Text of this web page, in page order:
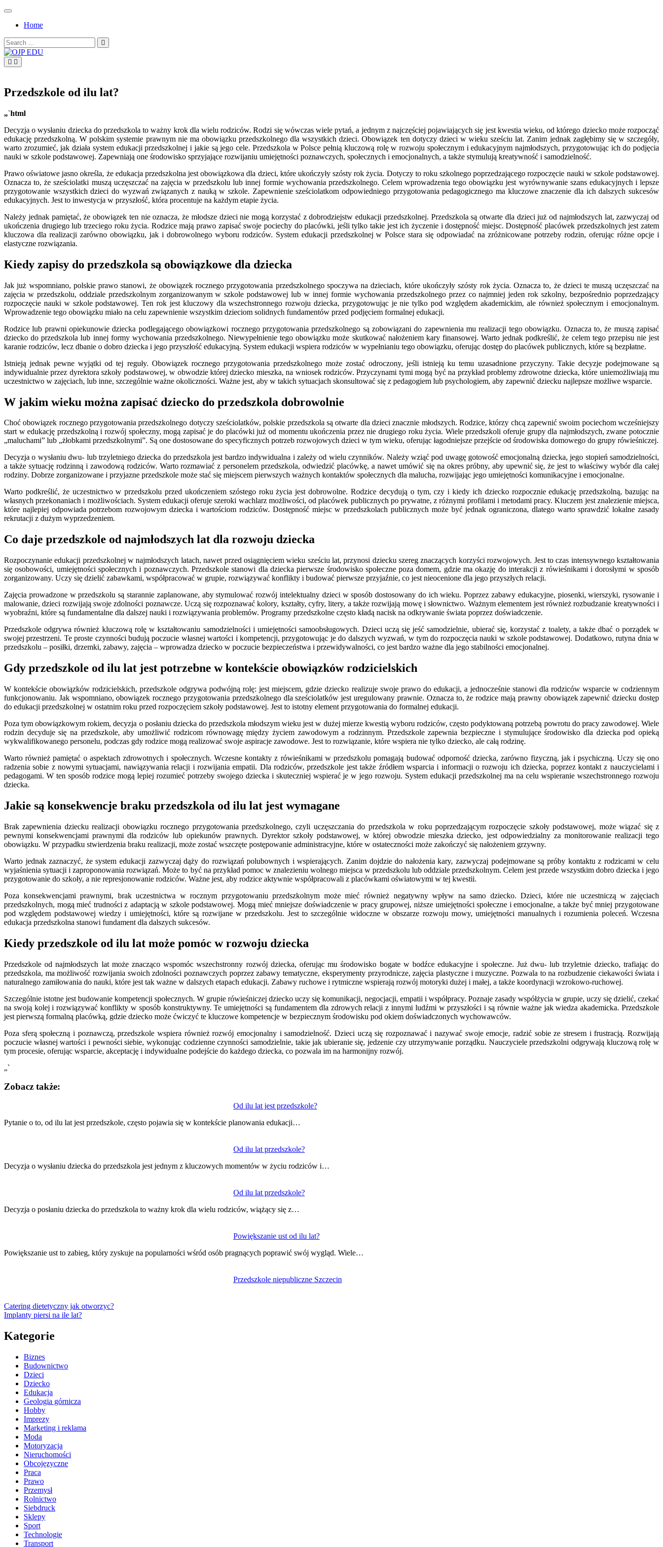
Skip
contentHome
Search
for:
Przedszkole od ilu lat?
„`html
Decyzja o wysłaniu dziecka do przedszkola to ważny krok dla wielu rodziców. Rodzi się wówczas wiele pytań, a jednym z najczęściej pojawiających się jest kwestia wieku, od którego dziecko może rozpocząć
edukację przedszkolną. W polskim systemie prawnym nie ma obowiązku przedszkolnego dla wszystkich dzieci. Obowiązek ten dotyczy dzieci w wieku sześciu lat. Zanim jednak zagłębimy się w szczegóły,
warto zrozumieć, jak działa system edukacji przedszkolnej i jakie są jego cele. Przedszkola w Polsce pełnią kluczową rolę w rozwoju społecznym i edukacyjnym najmłodszych, przygotowując ich do podjęcia
nauki w szkole podstawowej. Zapewniają one środowisko sprzyjające rozwijaniu umiejętności poznawczych, społecznych i emocjonalnych, a także stymulują kreatywność i samodzielność.
Prawo oświatowe jasno określa, że edukacja przedszkolna jest obowiązkowa dla dzieci, które ukończyły szósty rok życia. Dotyczy to roku szkolnego poprzedzającego rozpoczęcie nauki w szkole podstawowej.
Oznacza to, że sześciolatki muszą uczęszczać na zajęcia w przedszkolu lub innej formie wychowania przedszkolnego. Celem wprowadzenia tego obowiązku jest wyrównywanie szans edukacyjnych i lepsze
przygotowanie wszystkich dzieci do wyzwań związanych z nauką w szkole. Zapewnienie sześciolatkom odpowiedniego przygotowania pedagogicznego ma kluczowe znaczenie dla ich dalszych sukcesów
edukacyjnych. Jest to inwestycja w przyszłość, która procentuje na każdym etapie życia.
Należy jednak pamiętać, że obowiązek ten nie oznacza, że młodsze dzieci nie mogą korzystać z dobrodziejstw edukacji przedszkolnej. Przedszkola są otwarte dla dzieci już od najmłodszych lat, zazwyczaj od
ukończenia drugiego lub trzeciego roku życia. Rodzice mają prawo zapisać swoje pociechy do placówki, jeśli tylko takie jest ich życzenie i dostępność miejsc. Dostępność placówek przedszkolnych jest zatem
kluczowa dla realizacji zarówno obowiązku, jak i dobrowolnego wyboru rodziców. System edukacji przedszkolnej w Polsce stara się odpowiadać na zróżnicowane potrzeby rodzin, oferując różne opcje i
elastyczne rozwiązania.
Kiedy zapisy do przedszkola są obowiązkowe dla dziecka
Jak już wspomniano, polskie prawo stanowi, że obowiązek rocznego przygotowania przedszkolnego spoczywa na dzieciach, które ukończyły szósty rok życia. Oznacza to, że dzieci te muszą uczęszczać na
zajęcia w przedszkolu, oddziale przedszkolnym zorganizowanym w szkole podstawowej lub w innej formie wychowania przedszkolnego przez co najmniej jeden rok szkolny, bezpośrednio poprzedzający
rozpoczęcie nauki w szkole podstawowej. Ten rok jest kluczowy dla wszechstronnego rozwoju dziecka, przygotowując je nie tylko pod względem akademickim, ale również społecznym i emocjonalnym.
Wprowadzenie tego obowiązku miało na celu zapewnienie wszystkim dzieciom solidnych fundamentów przed podjęciem formalnej edukacji.
Rodzice lub prawni opiekunowie dziecka podlegającego obowiązkowi rocznego przygotowania przedszkolnego są zobowiązani do zapewnienia mu realizacji tego obowiązku. Oznacza to, że muszą zapisać
dziecko do przedszkola lub innej formy wychowania przedszkolnego. Niewypełnienie tego obowiązku może skutkować nałożeniem kary finansowej. Warto jednak podkreślić, że celem tego przepisu nie jest
karanie rodziców, lecz dbanie o dobro dziecka i jego przyszłość edukacyjną. System edukacji wspiera rodziców w wypełnianiu tego obowiązku, oferując dostęp do placówek publicznych, które są bezpłatne.
Istnieją jednak pewne wyjątki od tej reguły. Obowiązek rocznego przygotowania przedszkolnego może zostać odroczony, jeśli istnieją ku temu uzasadnione przyczyny. Takie decyzje podejmowane są
indywidualnie przez dyrektora szkoły podstawowej, w obwodzie której dziecko mieszka, na wniosek rodziców. Przyczynami tymi mogą być na przykład problemy zdrowotne dziecka, które uniemożliwiają mu
uczestnictwo w zajęciach, lub inne, szczególnie ważne okoliczności. Ważne jest, aby w takich sytuacjach skonsultować się z pedagogiem lub psychologiem, aby zapewnić dziecku najlepsze możliwe wsparcie.
W jakim wieku można zapisać dziecko do przedszkola dobrowolnie
Choć obowiązek rocznego przygotowania przedszkolnego dotyczy sześciolatków, polskie przedszkola są otwarte dla dzieci znacznie młodszych. Rodzice, którzy chcą zapewnić swoim pociechom wcześniejszy
start w edukację przedszkolną i rozwój społeczny, mogą zapisać je do placówki już od momentu ukończenia przez nie drugiego roku życia. Wiele przedszkoli oferuje grupy dla najmłodszych, zwane potocznie
„maluchami” lub „żłobkami przedszkolnymi”. Są one dostosowane do specyficznych potrzeb rozwojowych dzieci w tym wieku, oferując łagodniejsze przejście od środowiska domowego do grupy rówieśniczej.
Decyzja o wysłaniu dwu- lub trzyletniego dziecka do przedszkola jest bardzo indywidualna i zależy od wielu czynników. Należy wziąć pod uwagę gotowość emocjonalną dziecka, jego stopień samodzielności,
a także sytuację rodzinną i zawodową rodziców. Warto rozmawiać z personelem przedszkola, odwiedzić placówkę, a nawet umówić się na okres próbny, aby upewnić się, że jest to właściwy wybór dla całej
rodziny. Dobrze zorganizowane i przyjazne przedszkole może stać się miejscem pierwszych ważnych kontaktów społecznych dla malucha, rozwijając jego umiejętności komunikacyjne i emocjonalne.
Warto podkreślić, że uczestnictwo w przedszkolu przed ukończeniem szóstego roku życia jest dobrowolne. Rodzice decydują o tym, czy i kiedy ich dziecko rozpocznie edukację przedszkolną, bazując na
własnych przekonaniach i możliwościach. System edukacji oferuje szeroki wachlarz możliwości, od placówek publicznych po prywatne, z różnymi profilami i metodami pracy. Kluczem jest znalezienie miejsca,
które najlepiej odpowiada potrzebom rozwojowym dziecka i wartościom rodziców. Dostępność miejsc w przedszkolach publicznych może być jednak ograniczona, dlatego warto sprawdzić lokalne zasady
rekrutacji z dużym wyprzedzeniem.
Co daje przedszkole od najmłodszych lat dla rozwoju dziecka
Rozpoczynanie edukacji przedszkolnej w najmłodszych latach, nawet przed osiągnięciem wieku sześciu lat, przynosi dziecku szereg znaczących korzyści rozwojowych. Jest to czas intensywnego kształtowania
się osobowości, umiejętności społecznych i poznawczych. Przedszkole stanowi dla dziecka pierwsze środowisko społeczne poza domem, gdzie ma okazję do interakcji z rówieśnikami i dorosłymi w sposób
zorganizowany. Uczy się dzielić zabawkami, współpracować w grupie, rozwiązywać konflikty i budować pierwsze przyjaźnie, co jest nieocenione dla jego przyszłych relacji.
Zajęcia prowadzone w przedszkolu są starannie zaplanowane, aby stymulować rozwój intelektualny dzieci w sposób dostosowany do ich wieku. Poprzez zabawy edukacyjne, piosenki, wierszyki, rysowanie i
malowanie, dzieci rozwijają swoje zdolności poznawcze. Uczą się rozpoznawać kolory, kształty, cyfry, litery, a także rozwijają mowę i słownictwo. Ważnym elementem jest również rozbudzanie kreatywności i
wyobraźni, które są fundamentalne dla dalszej nauki i rozwiązywania problemów. Programy przedszkolne często kładą nacisk na odkrywanie świata poprzez doświadczenie.
Przedszkole odgrywa również kluczową rolę w kształtowaniu samodzielności i umiejętności samoobsługowych. Dzieci uczą się jeść samodzielnie, ubierać się, korzystać z toalety, a także dbać o porządek w
swojej przestrzeni. Te proste czynności budują poczucie własnej wartości i kompetencji, przygotowując je do dalszych wyzwań, w tym do rozpoczęcia nauki w szkole podstawowej. Dodatkowo, rutyna dnia w
przedszkolu – posiłki, drzemki, zabawy, zajęcia – wprowadza dziecko w poczucie bezpieczeństwa i przewidywalności, co jest bardzo ważne dla jego stabilności emocjonalnej.
Gdy przedszkole od ilu lat jest potrzebne w kontekście obowiązków rodzicielskich
W kontekście obowiązków rodzicielskich, przedszkole odgrywa podwójną rolę: jest miejscem, gdzie dziecko realizuje swoje prawo do edukacji, a jednocześnie stanowi dla rodziców wsparcie w codziennym
funkcjonowaniu. Jak wspomniano, obowiązek rocznego przygotowania przedszkolnego dla sześciolatków jest uregulowany prawnie. Oznacza to, że rodzice mają prawny obowiązek zapewnić dziecku dostęp
do edukacji przedszkolnej w ostatnim roku przed rozpoczęciem szkoły podstawowej. Jest to istotny element przygotowania do formalnej edukacji.
Poza tym obowiązkowym rokiem, decyzja o posłaniu dziecka do przedszkola młodszym wieku jest w dużej mierze kwestią wyboru rodziców, często podyktowaną potrzebą powrotu do pracy zawodowej. Wiele
rodzin decyduje się na przedszkole, aby umożliwić rodzicom równowagę między życiem zawodowym a rodzinnym. Przedszkole zapewnia bezpieczne i stymulujące środowisko dla dziecka pod opieką
wykwalifikowanego personelu, podczas gdy rodzice mogą realizować swoje aspiracje zawodowe. Jest to rozwiązanie, które wspiera nie tylko dziecko, ale całą rodzinę.
Warto również pamiętać o aspektach zdrowotnych i społecznych. Wczesne kontakty z rówieśnikami w przedszkolu pomagają budować odporność dziecka, zarówno fizyczną, jak i psychiczną. Uczy się ono
radzenia sobie z nowymi sytuacjami, nawiązywania relacji i rozwijania empatii. Dla rodziców, przedszkole jest także źródłem wsparcia i informacji o rozwoju ich dziecka, poprzez kontakt z nauczycielami i
pedagogami. W ten sposób rodzice mogą lepiej rozumieć potrzeby swojego dziecka i skuteczniej wspierać je w jego rozwoju. System edukacji przedszkolnej ma na celu wspieranie wszechstronnego rozwoju
dziecka.
Jakie są konsekwencje braku przedszkola od ilu lat jest wymagane
Brak zapewnienia dziecku realizacji obowiązku rocznego przygotowania przedszkolnego, czyli uczęszczania do przedszkola w roku poprzedzającym rozpoczęcie szkoły podstawowej, może wiązać się z
pewnymi konsekwencjami prawnymi dla rodziców lub opiekunów prawnych. Dyrektor szkoły podstawowej, w której obwodzie mieszka dziecko, jest odpowiedzialny za monitorowanie realizacji tego
obowiązku. W przypadku stwierdzenia braku realizacji, może zostać wszczęte postępowanie administracyjne, które w ostateczności może zakończyć się nałożeniem grzywny.
Warto jednak zaznaczyć, że system edukacji zazwyczaj dąży do rozwiązań polubownych i wspierających. Zanim dojdzie do nałożenia kary, zazwyczaj podejmowane są próby kontaktu z rodzicami w celu
wyjaśnienia sytuacji i zaproponowania rozwiązań. Może to być na przykład pomoc w znalezieniu wolnego miejsca w przedszkolu lub oddziale przedszkolnym. Celem jest przede wszystkim dobro dziecka i jego
przygotowanie do szkoły, a nie represjonowanie rodziców. Ważne jest, aby rodzice aktywnie współpracowali z placówkami oświatowymi w tej kwestii.
Poza konsekwencjami prawnymi, brak uczestnictwa w rocznym przygotowaniu przedszkolnym może mieć również negatywny wpływ na samo dziecko. Dzieci, które nie uczestniczą w zajęciach
przedszkolnych, mogą mieć trudności z adaptacją w szkole podstawowej. Mogą mieć mniejsze doświadczenie w pracy grupowej, niższe umiejętności społeczne i emocjonalne, a także być mniej przygotowane
pod względem podstawowej wiedzy i umiejętności, które są rozwijane w przedszkolu. Jest to szczególnie widoczne w obszarze rozwoju mowy, umiejętności manualnych i rozumienia poleceń. Wczesna
edukacja przedszkolna stanowi fundament dla dalszych sukcesów.
Kiedy przedszkole od ilu lat może pomóc w rozwoju dziecka
Przedszkole od najmłodszych lat może znacząco wspomóc wszechstronny rozwój dziecka, oferując mu środowisko bogate w bodźce edukacyjne i społeczne. Już dwu- lub trzyletnie dziecko, trafiając do
przedszkola, ma możliwość rozwijania swoich zdolności poznawczych poprzez zabawy tematyczne, eksperymenty przyrodnicze, zajęcia plastyczne i muzyczne. Pozwala to na rozbudzenie ciekawości świata i
naturalnego zamiłowania do nauki, które jest tak ważne w dalszych etapach edukacji. Zabawy ruchowe i rytmiczne wspierają rozwój motoryki dużej i małej, a także koordynacji wzrokowo-ruchowej.
Szczególnie istotne jest budowanie kompetencji społecznych. W grupie rówieśniczej dziecko uczy się komunikacji, negocjacji, empatii i współpracy. Poznaje zasady współżycia w grupie, uczy się dzielić, czekać
na swoją kolej i rozwiązywać konflikty w sposób konstruktywny. Te umiejętności są fundamentem dla zdrowych relacji z innymi ludźmi w przyszłości i są równie ważne jak wiedza akademicka. Przedszkole
jest pierwszą formalną placówką, gdzie dziecko może ćwiczyć te kluczowe kompetencje w bezpiecznym środowisku pod okiem doświadczonych wychowawców.
Poza sferą społeczną i poznawczą, przedszkole wspiera również rozwój emocjonalny i samodzielność. Dzieci uczą się rozpoznawać i nazywać swoje emocje, radzić sobie ze stresem i frustracją. Rozwijają
poczucie własnej wartości i pewności siebie, wykonując codzienne czynności samodzielnie, takie jak ubieranie się, jedzenie czy utrzymywanie porządku. Nauczyciele przedszkolni odgrywają kluczową rolę w
tym procesie, oferując wsparcie, akceptację i indywidualne podejście do każdego dziecka, co pozwala im na harmonijny rozwój.
„`
Zobacz także:
Od ilu lat jest przedszkole?
Pytanie o to, od ilu lat jest przedszkole, często pojawia się w kontekście planowania edukacji…
Od ilu lat przedszkole?
Decyzja o wysłaniu dziecka do przedszkola jest jednym z kluczowych momentów w życiu rodziców i…
Od ilu lat przedszkole?
Decyzja o posłaniu dziecka do przedszkola to ważny krok dla wielu rodziców, wiążący się z…
Powiększanie ust od ilu lat?
Powiększanie ust to zabieg, który zyskuje na popularności wśród osób pragnących poprawić swój wygląd. Wiele…
Przedszkole niepubliczne Szczecin
wpisu
Catering dietetyczny jak otworzyc?
Implanty piersi na ile lat?
Kategorie
Biznes
Budownictwo
Dzieci
Dziecko
Edukacja
Geologia górnicza
Hobby
Imprezy
Marketing i reklama
Moda
Motoryzacja
Nieruchomości
Obcojęzyczne
Praca
Prawo
Przemysł
Rolnictwo
Siebdruck
Sklepy
Sport
Technologie
Transport